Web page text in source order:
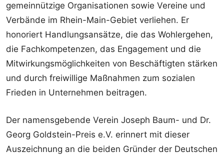
gemeinnützige Organisationen sowie Vereine und
Verbände im Rhein-Main-Gebiet verliehen. Er
honoriert Handlungsansätze, die das Wohlergehen,
die Fachkompetenzen, das Engagement und die
Mitwirkungsmöglichkeiten von Beschäftigten stärken
und durch freiwillige Maßnahmen zum sozialen
Frieden in Unternehmen beitragen.
Der namensgebende Verein Joseph Baum- und Dr.
Georg Goldstein-Preis e.V. erinnert mit dieser
Auszeichnung an die beiden Gründer der Deutschen